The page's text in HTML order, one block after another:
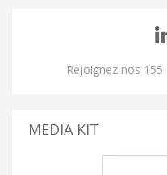
Rejoignez nos
MEDIA KIT